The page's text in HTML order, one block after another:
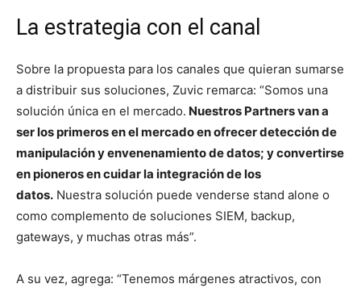
La estrategia con el canal
Sobre la propuesta para los canales que quieran sumarse
a distribuir sus soluciones, Zuvic remarca: “Somos una
solución única en el mercado. Nuestros Partners van a
ser los primeros en el mercado en ofrecer detección de
manipulación y envenenamiento de datos; y convertirse
en pioneros en cuidar la integración de los
datos. Nuestra solución puede venderse stand alone o
como complemento de soluciones SIEM, backup,
gateways, y muchas otras más”.
A su vez, agrega: “Tenemos márgenes atractivos, con